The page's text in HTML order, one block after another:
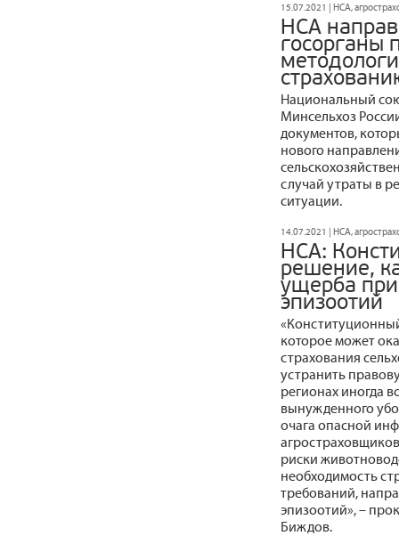
15.07.2021 | НСА,
НСА
госорганы
Национальный
Минсельхоз
документов,
нового
случай утраты в
ситуации.
14.07.2021 | НСА,
НСА:
решение,
ущерба
эпизоотий
которое может
страхования
устранить
регионах иногда
вынужденного
очага опасной
риски
необходимость
требований,
эпизоотий», –
Биждов.